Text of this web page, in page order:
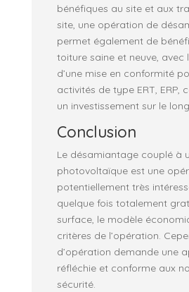
bénéfiques au site et aux
site, une opération de
permet également de
toiture saine et neuve, avec
d’une mise en conformité
activités de type ERT, ERP,
un investissement sur le
Conclusion
Le désamiantage couplé à
photovoltaïque est une
potentiellement très
quelque fois totalement
surface, le modèle
critères de l’opération.
d’opération demande une
réfléchie et conforme aux
sécurité.